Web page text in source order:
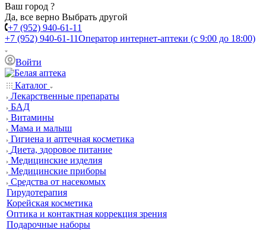
Ваш город ?
Да, все верно Выбрать другой
+7 (952) 940-61-11
+7 (952) 940-61-11Оператор интернет-аптеки (с 9:00 до 18:00)
Войти
Каталог
Лекарственные препараты
БАД
Витамины
Мама и малыш
Гигиена и аптечная косметика
Диета, здоровое питание
Медицинские изделия
Медицинские приборы
Средства от насекомых
Гирудотерапия
Корейская косметика
Оптика и контактная коррекция зрения
Подарочные наборы